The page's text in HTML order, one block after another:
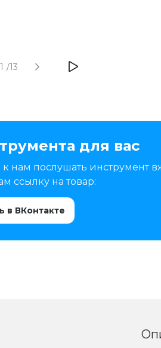
1 /13
для вас
к нам послушать
ссылку на товар:
в ВКонтакте